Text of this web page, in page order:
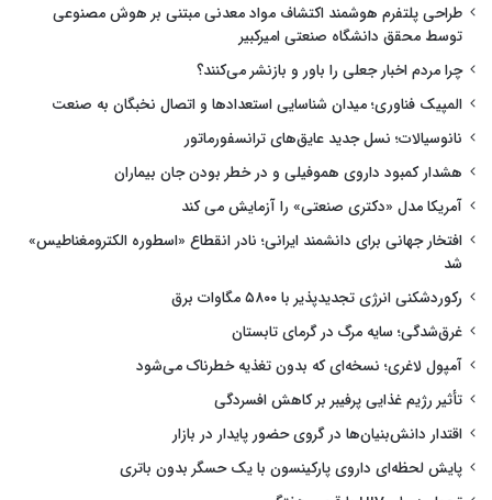
طراحی پلتفرم هوشمند اکتشاف مواد معدنی مبتنی بر هوش مصنوعی
توسط محقق دانشگاه صنعتی امیرکبیر
چرا مردم اخبار جعلی را باور و بازنشر می‌کنند؟
المپیک فناوری؛ میدان شناسایی استعدادها و اتصال نخبگان به صنعت
نانوسیالات؛ نسل جدید عایق‌های ترانسفورماتور
هشدار کمبود داروی هموفیلی و در خطر بودن جان بیماران
آمریکا مدل «دکتری صنعتی» را آزمایش می کند
افتخار جهانی برای دانشمند ایرانی؛ نادر انقطاع «اسطوره الکترومغناطیس»
شد
رکوردشکنی انرژی تجدیدپذیر با ۵۸۰۰ مگاوات برق
غرق‌شدگی؛ سایه مرگ در گرمای تابستان
آمپول لاغری؛ نسخه‌ای که بدون تغذیه خطرناک می‌شود
تأثیر رژیم غذایی پرفیبر بر کاهش افسردگی
اقتدار دانش‌بنیان‌ها در گروی حضور پایدار در بازار
پایش لحظه‌ای داروی پارکینسون با یک حسگر بدون باتری